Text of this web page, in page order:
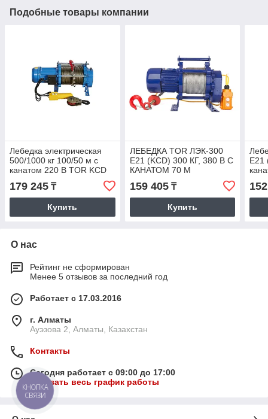
Подобные товары компании
Лебедка электрическая
500/1000 кг 100/50 м с
канатом 220 В TOR KCD
179 245 ₸
Купить
ЛЕБЕДКА TOR ЛЭК-300
E21 (KCD) 300 КГ, 380 В С
КАНАТОМ 70 М
159 405₸
Купить
E21
О нас
Рейтинг не сформирован
Менее 5 отзывов за последний год
Работает с 17.03.2016
г. Алматы
Ауэзова 2, Алматы, Казахстан
Контакты
Сегодня работает с 09:00 до 17:00
Показать весь график работы
КНОПКА
СВЯЗИ